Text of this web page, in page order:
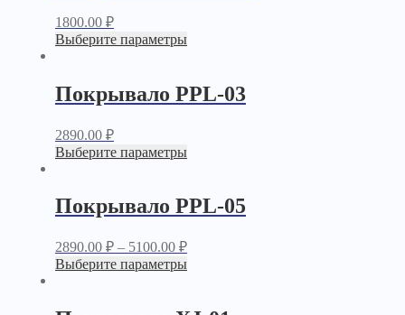
1800.00 ₽
Выберите параметры
Покрывало PPL-03
2890.00 ₽
Выберите параметры
Покрывало PPL-05
2890.00 ₽– 5100.00 ₽
Выберите параметры